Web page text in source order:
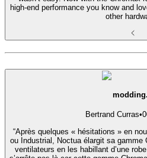
high-end performance you know and
other
Bertrand Curras•
“Après quelques « hésitations » en
ou Industrial, Noctua élargit sa gamme
ventilateurs en les habillant d’une